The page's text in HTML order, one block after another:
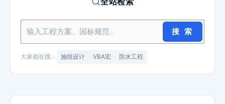
搜 索
大家都在搜： 施组设计 VBA宏 防水工程